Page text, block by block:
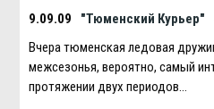
9.09.09 "Тюменский Курьер"
Вчера тюменская ледовая
межсезонья, вероятно, самый
протяжении двух периодов…